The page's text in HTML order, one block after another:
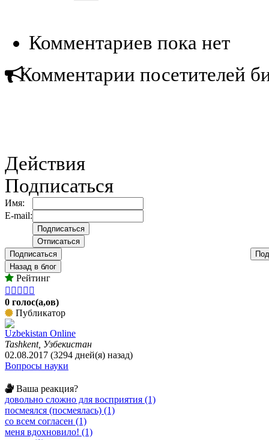
Комментариев пока нет
Комментарии посетителей
Действия
Подписаться
Имя:
E-mail:
Подписаться
Назад в блог
Рейтинг
    
0 голос(а,ов)
Публикатор
Uzbekistan Online
Tashkent, Узбекистан
02.08.2017 (3294 дней(я) назад)
Вопросы науки
Ваша реакция?
довольно сложно для восприятия (1)
посмеялся (посмеялась) (1)
со всем согласен (1)
меня вдохновило! (1)